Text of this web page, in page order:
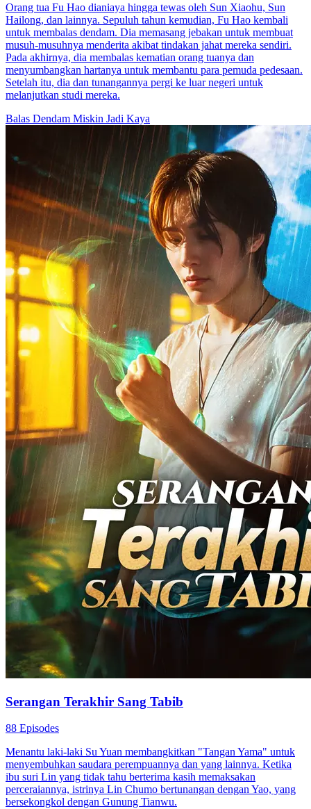
Orang tua Fu Hao dianiaya hingga tewas oleh Sun Xiaohu, Sun
Hailong, dan lainnya. Sepuluh tahun kemudian, Fu Hao kembali
untuk membalas dendam. Dia memasang jebakan untuk membuat
musuh-musuhnya menderita akibat tindakan jahat mereka sendiri.
Pada akhirnya, dia membalas kematian orang tuanya dan
menyumbangkan hartanya untuk membantu para pemuda pedesaan.
Setelah itu, dia dan tunangannya pergi ke luar negeri untuk
melanjutkan studi mereka.
Balas Dendam Miskin Jadi Kaya
Serangan Terakhir Sang Tabib
88 Episodes
Menantu laki-laki Su Yuan membangkitkan "Tangan Yama" untuk
menyembuhkan saudara perempuannya dan yang lainnya. Ketika
ibu suri Lin yang tidak tahu berterima kasih memaksakan
perceraiannya, istrinya Lin Chumo bertunangan dengan Yao, yang
bersekongkol dengan Gunung Tianwu.